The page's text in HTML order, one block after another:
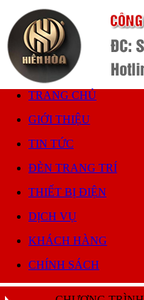
TRANG CHỦ
GIỚI THIỆU
TIN TỨC
ĐÈN TRANG TRÍ
THIẾT BỊ ĐIỆN
DỊCH VỤ
KHÁCH HÀNG
CHÍNH SÁCH